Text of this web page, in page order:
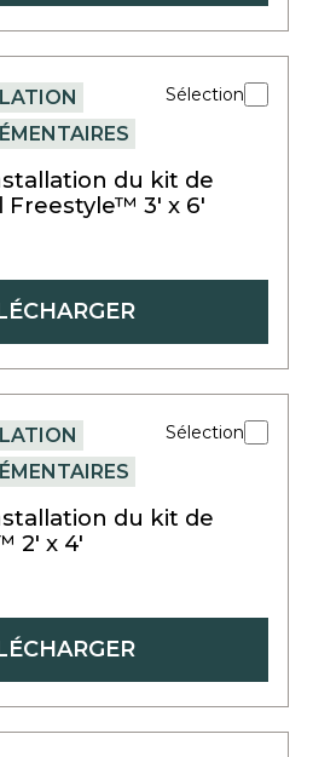
Sélection
du kit de
3′ x 6′
Sélection
du kit de
x 4′